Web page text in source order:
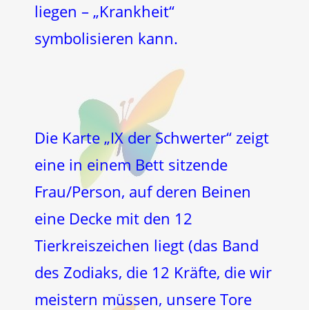
liegen – „Krankheit“
symbolisieren kann.
Die Karte „IX der Schwerter“ zeigt
eine in einem Bett sitzende
Frau/Person, auf deren Beinen
eine Decke mit den 12
Tierkreiszeichen liegt (das Band
des Zodiaks, die 12 Kräfte, die wir
meistern müssen, unsere Tore